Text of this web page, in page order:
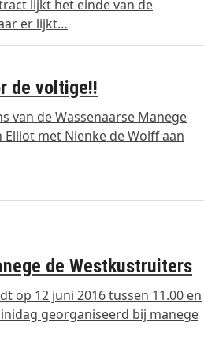
lijkt het einde van de
er lijkt…
de voltige!!
van de Wassenaarse Manege
met Nienke de Wolff aan
de Westkustruiters
op 12 juni 2016 tussen 11.00 en
georganiseerd bij manege